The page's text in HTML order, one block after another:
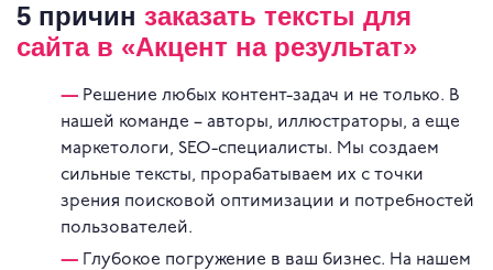
5 причин заказать тексты для
сайта в «Акцент на результат»
Решение любых контент-задач и не только. В
нашей команде – авторы, иллюстраторы, а еще
маркетологи, SEO-специалисты. Мы создаем
сильные тексты, прорабатываем их с точки
зрения поисковой оптимизации и потребностей
пользователей.
Глубокое погружение в ваш бизнес. На нашем